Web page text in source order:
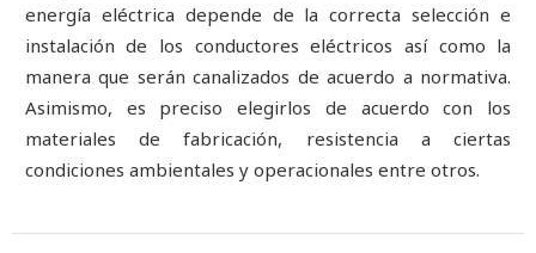
energía eléctrica depende de la correcta selección e
instalación de los conductores eléctricos así como la
manera que serán canalizados de acuerdo a normativa.
Asimismo, es preciso elegirlos de acuerdo con los
materiales de fabricación, resistencia a ciertas
condiciones ambientales y operacionales entre otros.